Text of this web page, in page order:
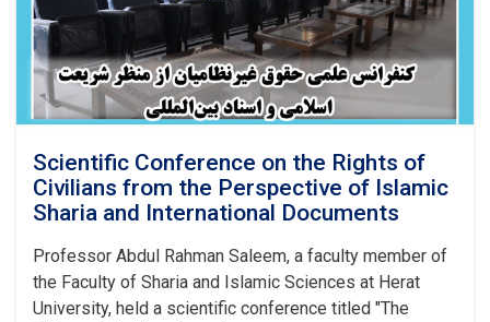
Scientific Conference on the Rights of
Civilians from the Perspective of Islamic
Sharia and International Documents
Professor Abdul Rahman Saleem, a faculty member of
the Faculty of Sharia and Islamic Sciences at Herat
University, held a scientific conference titled "The